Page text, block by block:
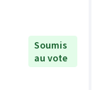
Soumis
au vote